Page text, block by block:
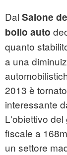
Dal Salone
bollo auto
quanto
a una
2013 è
interessante
L'obiettivo
fiscale a
un settore